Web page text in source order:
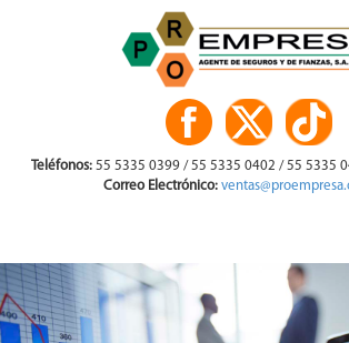
Teléfonos: 55 5335 0399 / 55 5335 0402 / 55 5335
Correo Electrónico: